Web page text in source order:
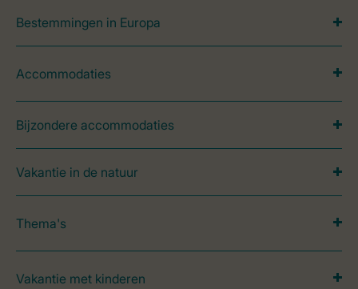
Bestemmingen in Europa
Accommodaties
Bijzondere accommodaties
Vakantie in de natuur
Thema's
Vakantie met kinderen